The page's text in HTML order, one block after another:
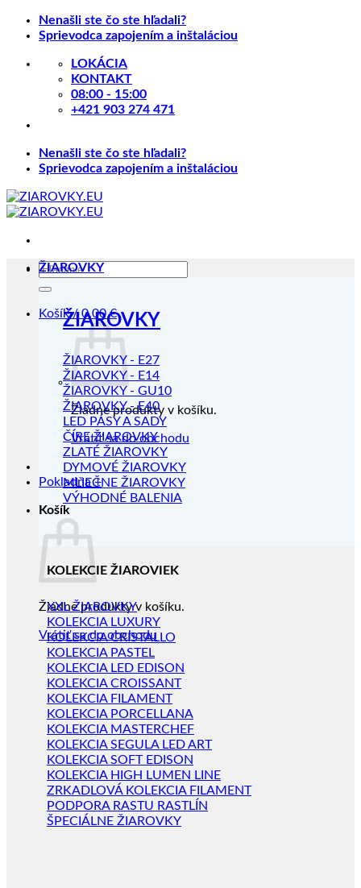
Skip
Nenašli ste čo ste hľadali?
Sprievodca zapojením a inštaláciou
LOKÁCIA
KONTAKT
08:00 - 15:00
+421 903 274 471
Nenašli ste čo ste hľadali?
Sprievodca zapojením a inštaláciou
Hľadať:
Košík /0.00€
Žiadne produkty v košíku.
Vrátiť sa do obchodu
Pokladňa +
Košík
Žiadne produkty v košíku.
Vrátiť sa do obchodu
ŽIAROVKY
ŽIAROVKY
ŽIAROVKY - E27
ŽIAROVKY - E14
ŽIAROVKY - GU10
ŽIAROVKY - E40
LED PÁSY A SADY
ČÍRE ŽIAROVKY
ZLATÉ ŽIAROVKY
DYMOVÉ ŽIAROVKY
MLIEČNE ŽIAROVKY
VÝHODNÉ BALENIA
KOLEKCIE ŽIAROVIEK
XXL ŽIAROVKY
KOLEKCIA LUXURY
KOLEKCIA CRISTALLO
KOLEKCIA PASTEL
KOLEKCIA LED EDISON
KOLEKCIA CROISSANT
KOLEKCIA FILAMENT
KOLEKCIA PORCELLANA
KOLEKCIA MASTERCHEF
KOLEKCIA SEGULA LED ART
KOLEKCIA SOFT EDISON
KOLEKCIA HIGH LUMEN LINE
ZRKADLOVÁ KOLEKCIA FILAMENT
PODPORA RASTU RASTLÍN
ŠPECIÁLNE ŽIAROVKY